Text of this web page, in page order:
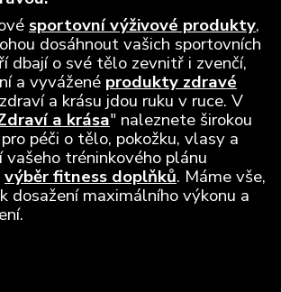
sportovní výživové produkty,
dosáhnout vašich sportovních
dbají o své tělo zevnitř i zvenčí,
a vyvážené produkty zdravé
a krásu jdou ruku v ruce. V
a krása" naleznete širokou
péči o tělo, pokožku, vlasy a
vašeho tréninkového plánu
výběr fitness doplňků. Máme vše,
dosažení maximálního výkonu a